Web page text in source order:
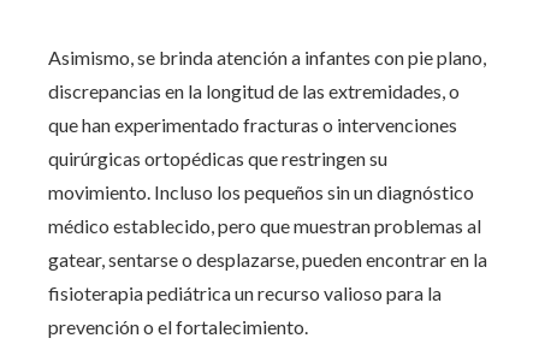
Asimismo, se brinda atención a infantes con pie plano,
discrepancias en la longitud de las extremidades, o
que han experimentado fracturas o intervenciones
quirúrgicas ortopédicas que restringen su
movimiento. Incluso los pequeños sin un diagnóstico
médico establecido, pero que muestran problemas al
gatear, sentarse o desplazarse, pueden encontrar en la
fisioterapia pediátrica un recurso valioso para la
prevención o el fortalecimiento.